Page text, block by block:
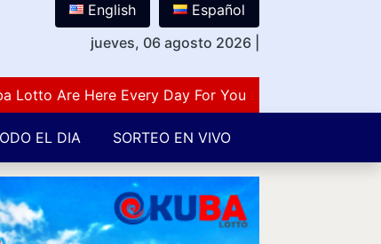
English
Español
jueves, 06 agosto 2026
Are Here Every Day For You Lovers Of Number
EL DIA SORTEO EN VIVO